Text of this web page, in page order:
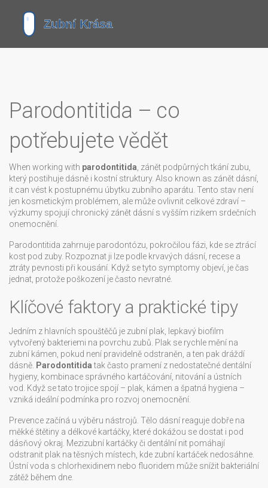
Parodontitida – co
potřebujete vědět
When working with parodontitida zánět podpůrných tkání zubu,
který postihuje dásně i kostní struktury. Also known as zánět dásní
it can vést k postupnému úbytku zubního aparátu. Tento stav není
jen kosmetickým problémem, ale může ovlivnit celkové zdraví –
výzkumy spojují chronický zánět dásní s vyšším rizikem srdečních
onemocnění.
Parodontitida zahrnuje parodontózu pokročilou fázi, kde se ztrácí
kost pod zuby. Rozpoznat ji lze podle krvavých dásní, recese a
ztráty pevnosti při kousání. Když se tyto symptomy objeví, je čas
jednat, protože poškození je často nevratné.
Klíčové faktory a praktické tipy
Jedním z hlavních spouštěčů je zubní plak
lepkavý biofilm
vytvořený bakteriemi na povrchu zubů . Plak se rychle mění na
zubní kámen, pokud není pravidelně odstraněn, a ten pak dráždí
dásně. Parodontitidatak často pramení z nedostatečné dentální
hygieny, kombinace správného kartáčování, nitování a ústních
vod . Když se tato trojice spojí – plak, kámen a špatná hygiena –
vzniká ideální podmínka pro rozvoj onemocnění.
Prevence začíná u výběru nástrojů. Tělo dásní reaguje dobře na
měkké štětiny a délkové kartáčky, které dokážou se dostat i pod
dásňový okraj. Mezizubní kartáčky či dentální nit pomáhají
odstranit plak na těsných místech, kde zubní kartáček nedosáhne.
Ústní voda s chlorhexidinem nebo fluoridem může snížit bakteriální
zátěž během dne.